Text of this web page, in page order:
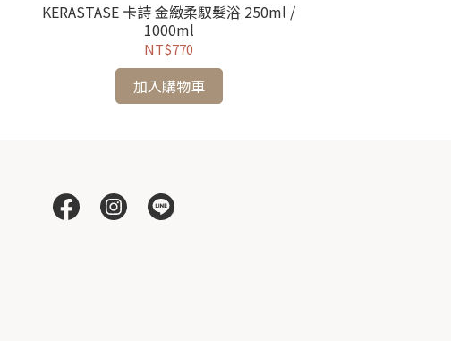
KERASTASE 卡詩 金緻柔馭髮浴 250ml /
1000ml
NT$770
加入購物車